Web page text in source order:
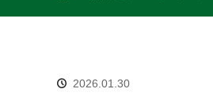
2026.01.30